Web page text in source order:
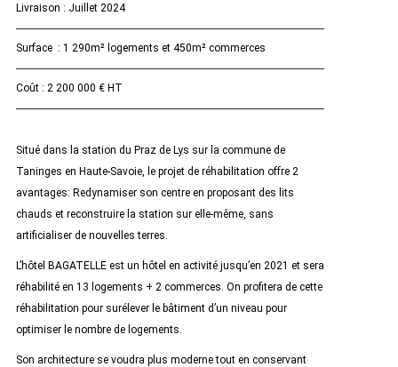
Livraison : Juillet 2024
Surface : 1 290m² logements et 450m² commerces
Coût : 2 200 000 € HT
Situé dans la station du Praz de Lys sur la commune de
Taninges en Haute-Savoie, le projet de réhabilitation offre 2
avantages: Redynamiser son centre en proposant des lits
chauds et reconstruire la station sur elle-même, sans
artificialiser de nouvelles terres.
L’hôtel BAGATELLE est un hôtel en activité jusqu’en 2021 et sera
réhabilité en 13 logements + 2 commerces. On profitera de cette
réhabilitation pour surélever le bâtiment d’un niveau pour
optimiser le nombre de logements.
Son architecture se voudra plus moderne tout en conservant